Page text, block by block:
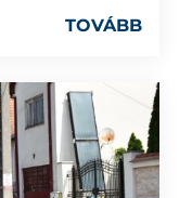
TOVÁBB